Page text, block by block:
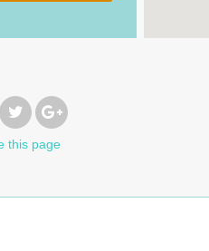
this page